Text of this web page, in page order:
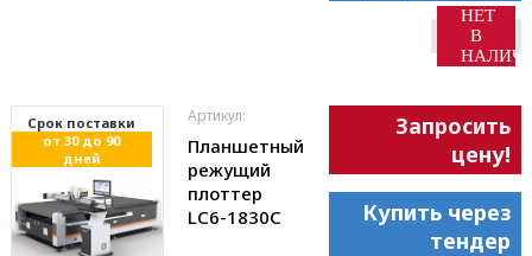
НЕТ
В
Cрок поставки
от 30 до 90
дней
Артикул:
Планшетный
режущий
плоттер
LC6-1830С
Запросить
цену!
Купить через
тендер